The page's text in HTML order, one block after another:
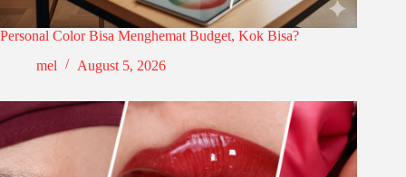
Personal Color Bisa Menghemat Budget, Kok Bisa?
mel
August 5, 2026